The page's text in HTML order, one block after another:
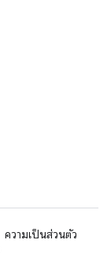
ความเป็นส่วนตัว